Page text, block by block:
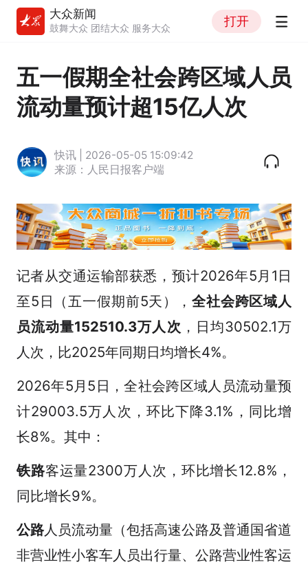
大众新闻
鼓舞大众 团结大众 服务大众
打开
五一假期全社会跨区域人员
流动量预计超15亿人次
快讯 | 2026-05-05 15:09:42
来源：人民日报客户端
记者从交通运输部获悉，预计2026年5月1日
至5日（五一假期前5天）， 全社会跨区域人
员流动量152510.3万人次 ，日均30502.1万
人次，比2025年同期日均增长4%。
2026年5月5日，全社会跨区域人员流动量预
计29003.5万人次，环比下降3.1%，同比增
长8%。其中：
铁路客运量2300万人次，环比增长12.8%，
同比增长9%。
公路人员流动量（包括高速公路及普通国省道
非营业性小客车人员出行量、公路营业性客运